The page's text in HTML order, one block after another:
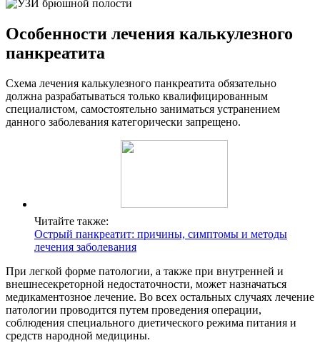
Особенности лечения калькулезного
панкреатита
Схема лечения калькулезного панкреатита обязательно
должна разрабатываться только квалифицированным
специалистом, самостоятельно заниматься устранением
данного заболевания категорически запрещено.
Читайте также:
Острый панкреатит: причины, симптомы и методы
лечения заболевания
При легкой форме патологии, а также при внутренней и
внешнесекреторной недостаточности, может назначаться
медикаментозное лечение. Во всех остальных случаях лечение
патологии проводится путем проведения операции,
соблюдения специального диетического режима питания и
средств народной медицины.